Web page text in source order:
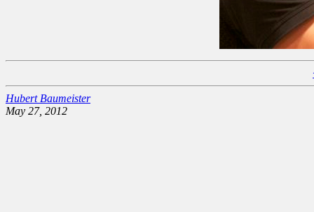
Hubert Baumeister
May 27, 2012